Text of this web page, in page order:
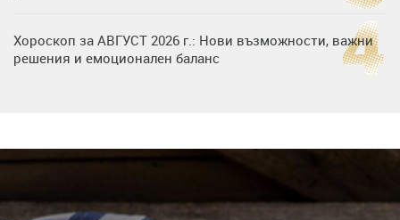
Хороскоп за АВГУСТ 2026 г.: Нови възможности, важни
решения и емоционален баланс
Кортни Кокс и Джим Къртис заедно на яхта